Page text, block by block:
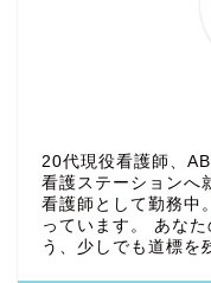
20代現役看護師、
看護ステーションへ
看護師として勤務中
っています。 あな
う、少しでも道標を